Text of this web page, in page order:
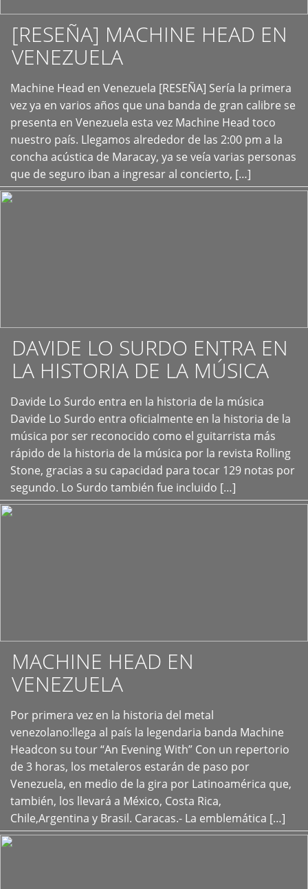
[RESEÑA] MACHINE HEAD EN
VENEZUELA
Machine Head en Venezuela [RESEÑA] Sería la primera
vez ya en varios años que una banda de gran calibre se
presenta en Venezuela esta vez Machine Head toco
nuestro país. Llegamos alrededor de las 2:00 pm a la
concha acústica de Maracay, ya se veía varias personas
que de seguro iban a ingresar al concierto, […]
+
DAVIDE LO SURDO ENTRA EN
LA HISTORIA DE LA MÚSICA
Davide Lo Surdo entra en la historia de la música
Davide Lo Surdo entra oficialmente en la historia de la
música por ser reconocido como el guitarrista más
rápido de la historia de la música por la revista Rolling
Stone, gracias a su capacidad para tocar 129 notas por
segundo. Lo Surdo también fue incluido […]
+
MACHINE HEAD EN
VENEZUELA
Por primera vez en la historia del metal
venezolano:llega al país la legendaria banda Machine
Headcon su tour “An Evening With” Con un repertorio
de 3 horas, los metaleros estarán de paso por
Venezuela, en medio de la gira por Latinoamérica que,
también, los llevará a México, Costa Rica,
Chile,Argentina y Brasil. Caracas.- La emblemática […]
+